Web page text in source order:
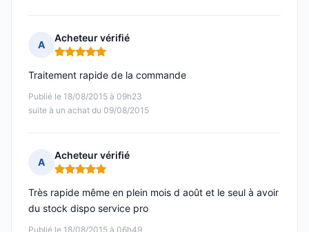
A
Acheteur vérifié
Note : 5 sur 5
Publié le 18/08/2015 à 09h23
suite à un achat du 09/08/2015
Traitement rapide de la commande
A
Acheteur vérifié
Note : 5 sur 5
Publié le 18/08/2015 à 06h49
Très rapide même en plein mois d août et le seul à avoir
du stock dispo service pro